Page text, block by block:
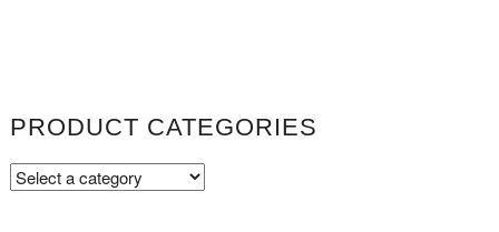
PRODUCT CATEGORIES